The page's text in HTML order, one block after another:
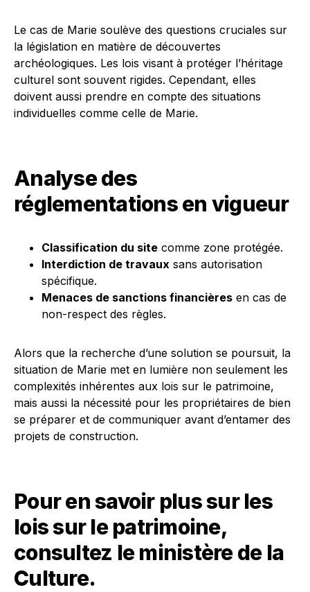
Le cas de Marie soulève des questions cruciales sur
la législation en matière de découvertes
archéologiques. Les lois visant à protéger l’héritage
culturel sont souvent rigides. Cependant, elles
doivent aussi prendre en compte des situations
individuelles comme celle de Marie.
Analyse des
réglementations en vigueur
Classification du site comme zone protégée.
Interdiction de travaux sans autorisation
spécifique.
Menaces de sanctions financières en cas de
non-respect des règles.
Alors que la recherche d’une solution se poursuit, la
situation de Marie met en lumière non seulement les
complexités inhérentes aux lois sur le patrimoine,
mais aussi la nécessité pour les propriétaires de bien
se préparer et de communiquer avant d’entamer des
projets de construction.
Pour en savoir plus sur les
lois sur le patrimoine,
consultez le ministère de la
Culture.